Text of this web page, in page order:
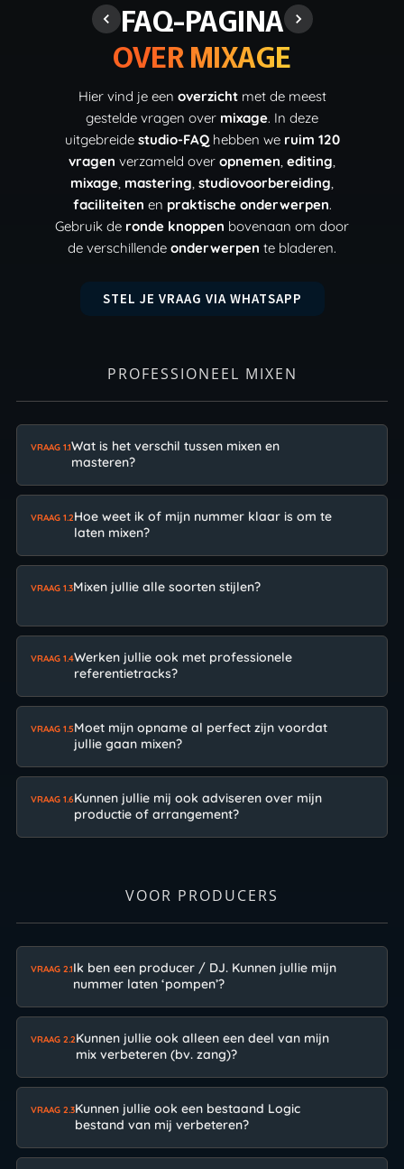
FAQ-PAGINA
OVER MIXAGE
Hier vind je een overzichtmet de meest
gestelde vragen over mixage. In deze
uitgebreide studio-FAQhebben we ruim 120
vragen verzameld over opnemen editing
mixage mastering studiovoorbereiding
faciliteiten en praktische onderwerpen.
Gebruik de ronde knoppen bovenaan om door
de verschillende onderwerpen te bladeren.
STEL JE VRAAG VIA WHATSAPP
PROFESSIONEEL MIXEN
VRAAG 1.1Wat is het verschil tussen mixen en
masteren?
VRAAG 1.2Hoe weet ik of mijn nummer klaar is om te
laten mixen?
VRAAG 1.3Mixen jullie alle soorten stijlen?
VRAAG 1.4Werken jullie ook met professionele
referentietracks?
VRAAG 1.5Moet mijn opname al perfect zijn voordat
jullie gaan mixen?
VRAAG 1.6Kunnen jullie mij ook adviseren over mijn
productie of arrangement?
VOOR PRODUCERS
VRAAG 2.1Ik ben een producer / DJ. Kunnen jullie mijn
nummer laten ‘pompen’?
VRAAG 2.2Kunnen jullie ook alleen een deel van mijn
mix verbeteren (bv. zang)?
VRAAG 2.3Kunnen jullie ook een bestaand Logic
bestand van mij verbeteren?